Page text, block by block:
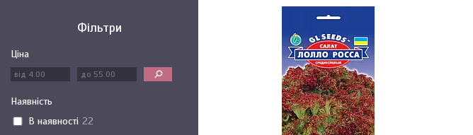
Фільтри
Ціна
Наявність
В наявності 22